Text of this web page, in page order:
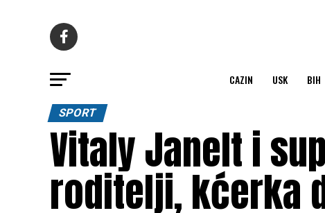
CAZIN USK BIH
SPORT
Vitaly Janelt i
roditelji, kćerka